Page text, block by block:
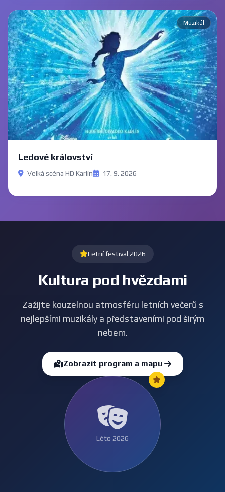
Muzikál
Ledové království
Velká scéna HD Karlín 17. 9. 2026
Letní festival 2026
Kultura pod hvězdami
Zažijte kouzelnou atmosféru letních večerů s
nejlepšími muzikály a představeními pod širým
nebem.
Zobrazit program a mapu
Léto 2026